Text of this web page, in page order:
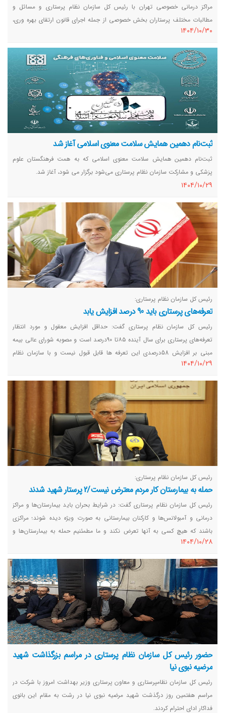
مراکز درمانی خصوصی تهران با رئیس کل سازمان نظام پرستاری و مسائل و
مطالبات مختلف پرستاران بخش خصوصی از جمله اجرای قانون ارتقای بهره وری،
اجرای قانون مشاغل سخت و تعرفه گذاری خدمات پرستاری بررسی شد.
١٤٠٤/١٠/٣٠
ثبت‌نام دهمین همایش سلامت معنوی اسلامی آغاز شد
ثبت‌نام دهمین همایش سلامت معنوی اسلامی که به همت فرهنگستان علوم
پزشكی و مشارکت سازمان نظام پرستاری می‌شود برگزار می شود، آغاز شد.
١٤٠٤/١٠/٢٩
رئیس کل سازمان نظام پرستاری:
تعرفه‌های پرستاری باید 90 درصد افزایش یابد
رئیس کل سازمان نظام پرستاری گفت: حداقل افزایش معقول و مورد انتظار
تعرفه‌های پرستاری برای سال آینده ۸۵تا ۹۰درصد است و مصوبه شورای عالی بیمه
مبنی بر افزایش 58درصدی این تعرفه ها قابل قبول نیست و با سازمان نظام
پرستاری با این مصوبه مخالف است.
١٤٠٤/١٠/٢٩
رئیس کل سازمان نظام پرستاری:
حمله به بیمارستان کار مردم معترض نیست/2 پرستار شهید شدند
رئیس کل سازمان نظام پرستاری گفت: در شرایط بحران باید بیمارستان‌ها و مراکز
درمانی و آمبولانس‌ها و کارکنان بیمارستانی به صورت ویژه دیده شوند؛ مراکزی
باشند که هیچ کسی به آنها تعرض نکند و ما مطمئنیم حمله به بیمارستان‌ها و
آمبولانس‌ها کار مردم معترض نیست.
١٤٠٤/١٠/٢٨
حضور رئیس کل سازمان نظام پرستاری در مراسم بزرگذاشت شهید
مرضیه نبوی نیا
رئیس کل سازمان نظامپرستاری و معاون پرستاری وزیر بهداشت امروز با شرکت در
مراسم هفتمین روز درگذشت شهید مرضیه نبوی نیا در رشت به مقام این بانوی
فداکار ادای احترام کردند.